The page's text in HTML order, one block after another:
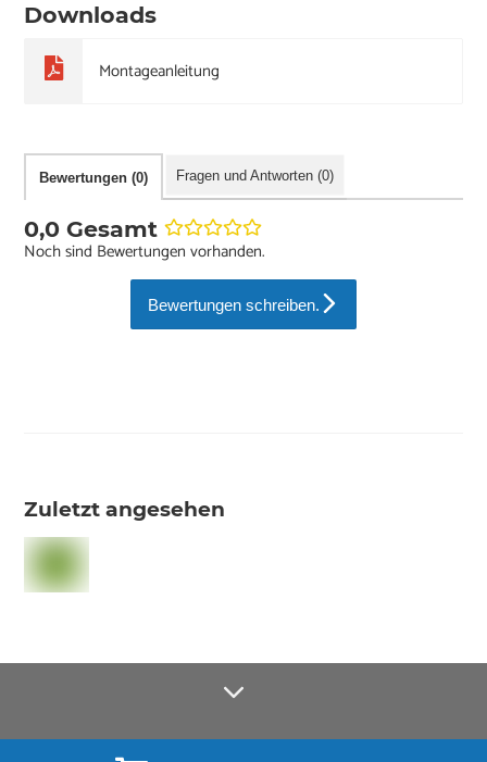
Downloads
Montageanleitung
Bewertungen (0) Fragen und Antworten (0)
0,0 Gesamt
Noch sind Bewertungen vorhanden.
Bewertungen schreiben.
Zuletzt angesehen